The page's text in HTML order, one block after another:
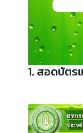
1. สอดบัตร